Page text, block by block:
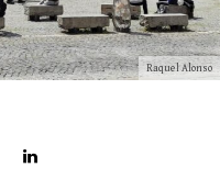
Raquel Alonso